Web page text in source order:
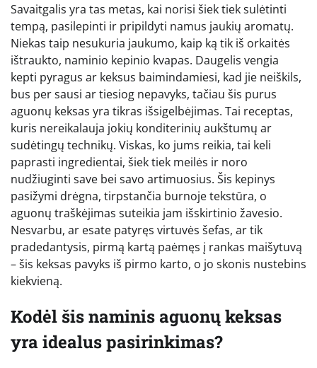
Savaitgalis yra tas metas, kai norisi šiek tiek sulėtinti
tempą, pasilepinti ir pripildyti namus jaukių aromatų.
Niekas taip nesukuria jaukumo, kaip ką tik iš orkaitės
ištraukto, naminio kepinio kvapas. Daugelis vengia
kepti pyragus ar keksus baimindamiesi, kad jie neiškils,
bus per sausi ar tiesiog nepavyks, tačiau šis purus
aguonų keksas yra tikras išsigelbėjimas. Tai receptas,
kuris nereikalauja jokių konditerinių aukštumų ar
sudėtingų technikų. Viskas, ko jums reikia, tai keli
paprasti ingredientai, šiek tiek meilės ir noro
nudžiuginti save bei savo artimuosius. Šis kepinys
pasižymi drėgna, tirpstančia burnoje tekstūra, o
aguonų traškėjimas suteikia jam išskirtinio žavesio.
Nesvarbu, ar esate patyręs virtuvės šefas, ar tik
pradedantysis, pirmą kartą paėmęs į rankas maišytuvą
– šis keksas pavyks iš pirmo karto, o jo skonis nustebins
kiekvieną.
Kodėl šis naminis aguonų keksas
yra idealus pasirinkimas?